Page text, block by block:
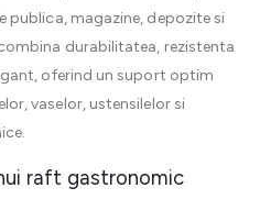
magazine, depozite si
durabilitatea, rezistenta
oferind un suport optim
vaselor, ustensilelor si
raft gastronomic